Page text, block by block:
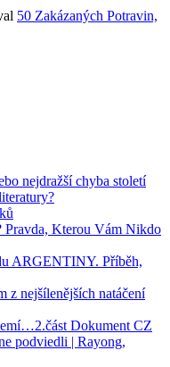
50 Zakázaných Potravin,
nejdražší chyba století
Pravda, Kterou Vám Nikdo
ARGENTINY. Příběh,
z nejšílenějších natáčení
Dokument CZ
podviedli | Rayong,